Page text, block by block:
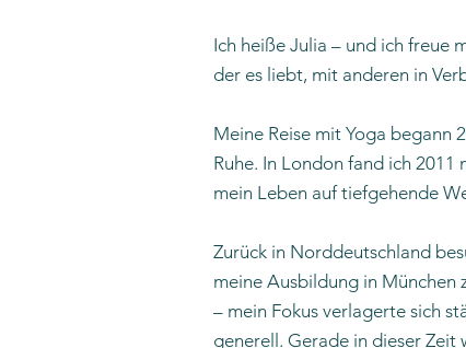
Ich heiße Julia – und ich freue
der es liebt, mit anderen in
Meine Reise mit Yoga
Ruhe. In London fand ich
mein Leben auf tiefgehende
Zurück in Norddeutschland
meine Ausbildung in München
– mein Fokus verlagerte sich
generell. Gerade in dieser